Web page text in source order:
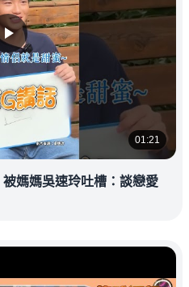
01:21
媽媽吳速玲吐槽：談戀愛